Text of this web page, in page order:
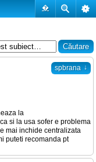
�
spbrana ↓
la
si la usa sofer e problema
mai inchide centralizata
puteti recomanda pt